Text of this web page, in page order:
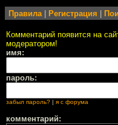
Правила Регистрация
Комментарий появится на
модератором!
имя:
пароль:
забыл пароль? | я с форума
комментарий: